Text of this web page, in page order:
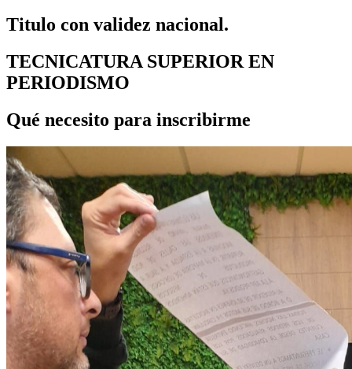
Titulo con validez nacional.
TECNICATURA SUPERIOR EN
PERIODISMO​
Qué necesito para inscribirme